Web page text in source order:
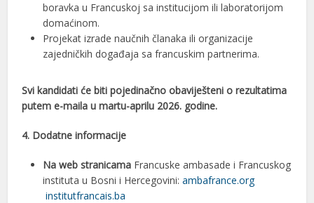
boravka u Francuskoj sa institucijom ili laboratorijom
domaćinom.
Projekat izrade naučnih članaka ili organizacije
zajedničkih događaja sa francuskim partnerima.
Svi kandidati će biti pojedinačno obaviješteni o rezultatima
putem e-maila u martu-aprilu 2026. godine.
4. Dodatne informacije
Na web stranicama Francuske ambasade i Francuskog
instituta u Bosni i Hercegovini:ambafrance.org
institutfrancais.ba